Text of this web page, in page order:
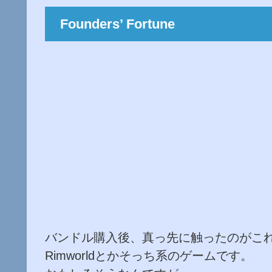
Founders’ Fortune
バンドル購入後、真っ先に触ったのがこ
Rimworldとかそっち系のゲームです。